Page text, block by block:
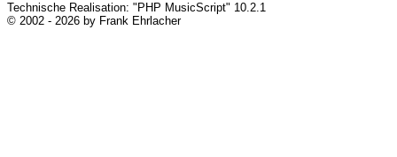
Technische Realisation: "PHP MusicScript" 10.2.1
© 2002 - 2026 by Frank Ehrlacher